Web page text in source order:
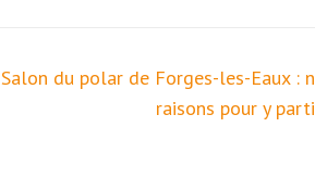
Salon du polar de Forges-les-Eaux :
raisons pour y